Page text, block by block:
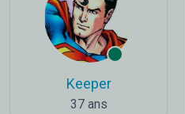
Keeper
37 ans